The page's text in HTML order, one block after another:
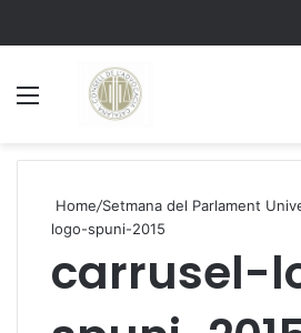
Home/Setmana del Parlament
logo-spuni-2015
carrusel-